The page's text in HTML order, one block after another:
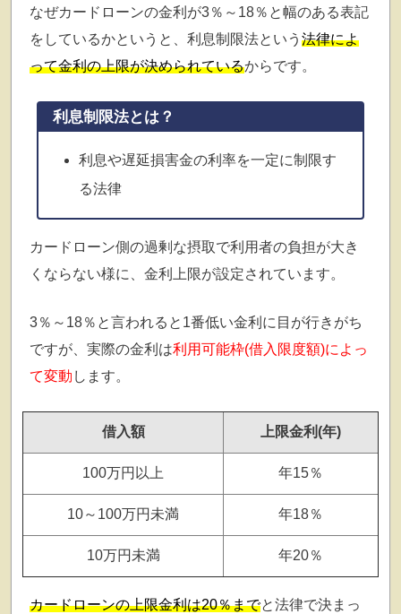
なぜカードローンの金利が3％～18％と幅のある表記
をしているかというと、利息制限法という 法律によ
って金利の上限が決められているからです。
利息制限法とは？
利息や遅延損害金の利率を一定に制限す
る法律
カードローン側の過剰な摂取で利用者の負担が大き
くならない様に、金利上限が設定されています。
3％～18％と言われると1番低い金利に目が行きがち
ですが、実際の金利は利用可能枠(借入限度額)によっ
て変動 します。
借入額 上限金利(年)
100万円以上 年15％
10～100万円未満 年18％
10万円未満 年20％
カードローンの上限金利は20％までと法律で決まっ